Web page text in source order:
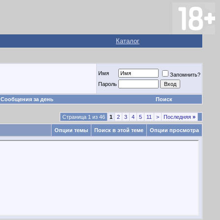
Каталог
Имя
Запомнить?
Пароль
Сообщения за день Поиск
Страница 1 из 46 1 2 3 4 5 11 > Последняя »
Опции темы Поиск в этой теме Опции просмотра